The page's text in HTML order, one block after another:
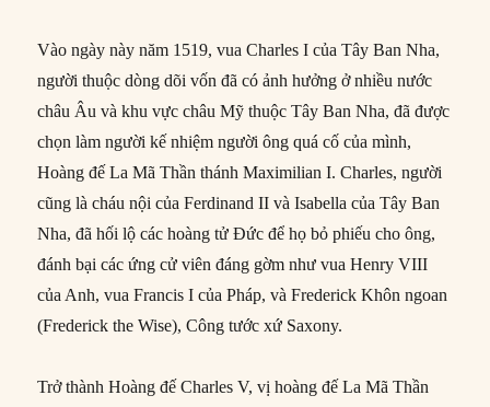
Vào ngày này năm 1519, vua Charles I của Tây Ban Nha,
người thuộc dòng dõi vốn đã có ảnh hưởng ở nhiều nước
châu Âu và khu vực châu Mỹ thuộc Tây Ban Nha, đã được
chọn làm người kế nhiệm người ông quá cố của mình,
Hoàng đế La Mã Thần thánh Maximilian I. Charles, người
cũng là cháu nội của Ferdinand II và Isabella của Tây Ban
Nha, đã hối lộ các hoàng tử Đức để họ bỏ phiếu cho ông,
đánh bại các ứng cử viên đáng gờm như vua Henry VIII
của Anh, vua Francis I của Pháp, và Frederick Khôn ngoan
(Frederick the Wise), Công tước xứ Saxony.
Trở thành Hoàng đế Charles V, vị hoàng đế La Mã Thần